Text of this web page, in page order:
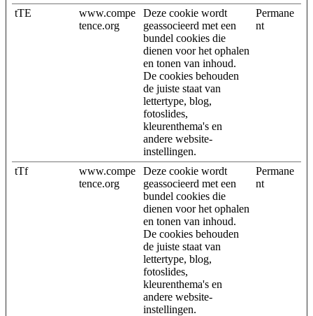
tTE
www.compe
tence.org
Deze cookie wordt
geassocieerd met een
bundel cookies die
dienen voor het ophalen
en tonen van inhoud.
De cookies behouden
de juiste staat van
lettertype, blog,
fotoslides,
kleurenthema's en
andere website-
instellingen.
Permane
nt
tTf
www.compe
tence.org
Deze cookie wordt
geassocieerd met een
bundel cookies die
dienen voor het ophalen
en tonen van inhoud.
De cookies behouden
de juiste staat van
lettertype, blog,
fotoslides,
kleurenthema's en
andere website-
instellingen.
Permane
nt